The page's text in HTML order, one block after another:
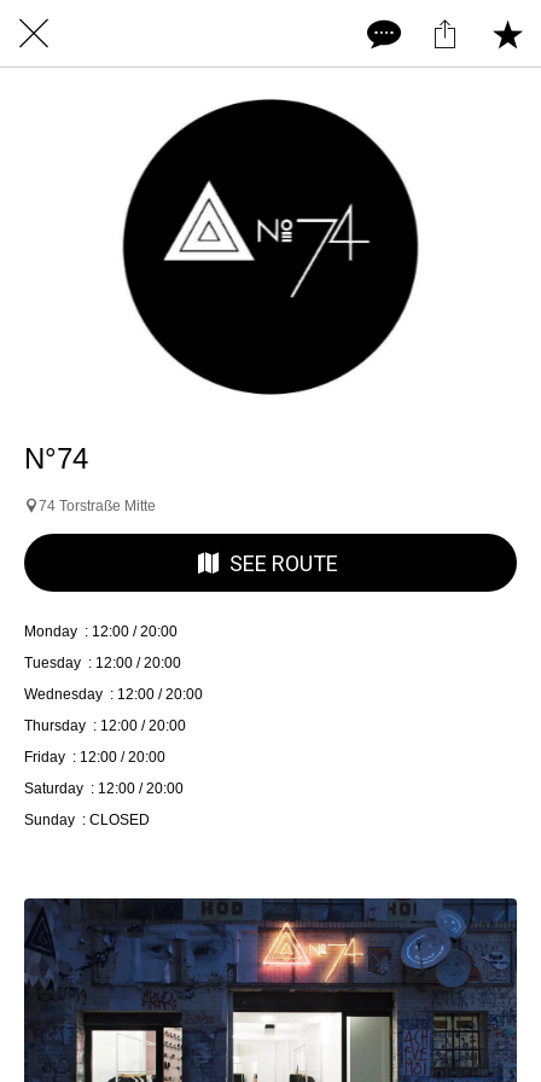
N°74
74 Torstraße Mitte
SEE ROUTE
Monday : 12:00 / 20:00
Tuesday : 12:00 / 20:00
Wednesday : 12:00 / 20:00
Thursday : 12:00 / 20:00
Friday : 12:00 / 20:00
Saturday : 12:00 / 20:00
Sunday : CLOSED